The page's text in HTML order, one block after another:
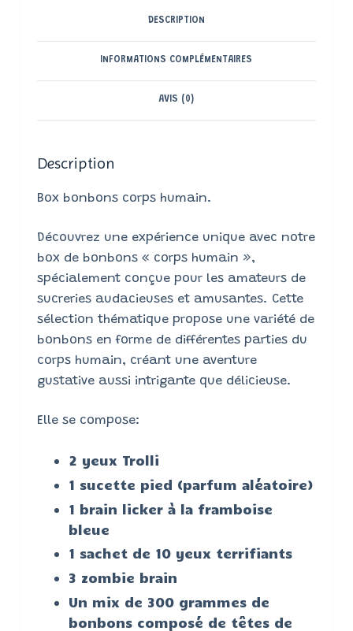
DESCRIPTION
INFORMATIONS COMPLÉMENTAIRES
AVIS (0)
Description
Box bonbons corps humain.
Découvrez une expérience unique avec notre
box de bonbons « corps humain »,
spécialement conçue pour les amateurs de
sucreries audacieuses et amusantes. Cette
sélection thématique propose une variété de
bonbons en forme de différentes parties du
corps humain, créant une aventure
gustative aussi intrigante que délicieuse.
Elle se compose:
2 yeux Trolli
1 sucette pied (parfum aléatoire)
1 brain licker à la framboise
bleue
1 sachet de 10 yeux terrifiants
3 zombie brain
Un mix de 300 grammes de
bonbons composé de têtes de